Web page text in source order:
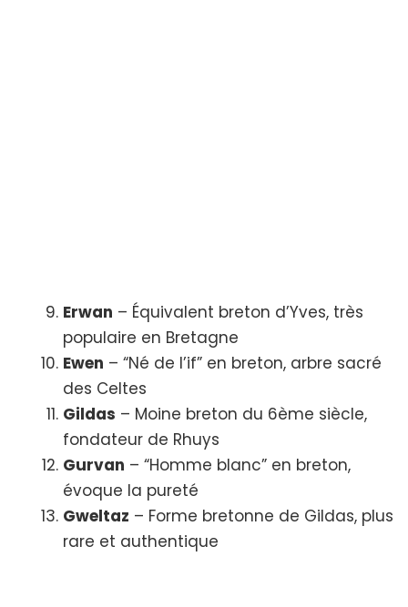
Erwan – Équivalent breton d’Yves, très
populaire en Bretagne
Ewen – “Né de l’if” en breton, arbre sacré
des Celtes
Gildas – Moine breton du 6ème siècle,
fondateur de Rhuys
Gurvan – “Homme blanc” en breton,
évoque la pureté
Gweltaz – Forme bretonne de Gildas, plus
rare et authentique